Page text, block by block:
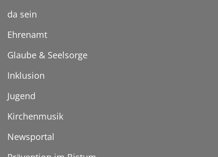
da sein
Ehrenamt
Glaube & Seelsorge
Inklusion
Jugend
Kirchenmusik
Newsportal